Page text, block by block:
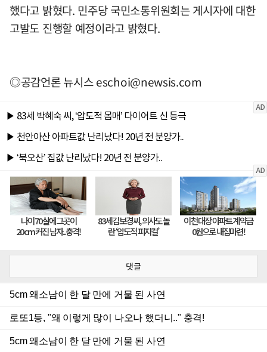
했다고 밝혔다. 민주당 국민소통위원회는 게시자에 대한
고발도 진행할 예정이라고 밝혔다.
◎공감언론 뉴시스eschoi@newsis.com
댓글